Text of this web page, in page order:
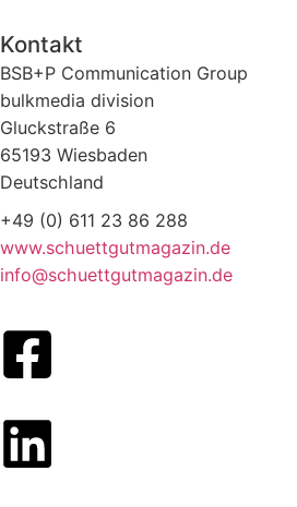
Kontakt
BSB+P Communication Group
bulkmedia division
Gluckstraße 6
65193 Wiesbaden
Deutschland
+49 (0) 611 23 86 288
www.schuettgutmagazin.de
info@schuettgutmagazin.de